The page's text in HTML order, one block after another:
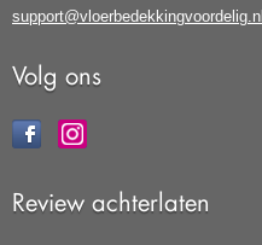
support@vloerbedekkingvoordelig.nl
Volg ons
Review achterlaten